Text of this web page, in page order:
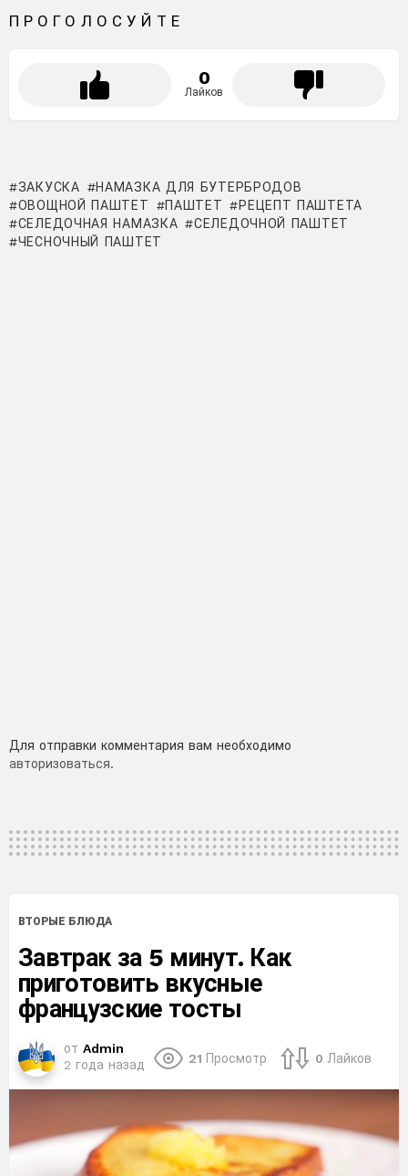
ПРОГОЛОСУЙТЕ
0
Лайков
ЗАКУСКА
НАМАЗКА ДЛЯ БУТЕРБРОДОВ
ОВОЩНОЙ ПАШТЕТ
ПАШТЕТ
РЕЦЕПТ ПАШТЕТА
СЕЛЕДОЧНАЯ НАМАЗКА
СЕЛЕДОЧНОЙ ПАШТЕТ
ЧЕСНОЧНЫЙ ПАШТЕТ
Добавить
комментарий
Для отправки комментария вам необходимо
авторизоваться.
ВТОРЫЕ БЛЮДА
Завтрак за 5 минут. Как
приготовить вкусные
французские тосты
от Admin
2 года назад
21 Просмотр 0 Лайков